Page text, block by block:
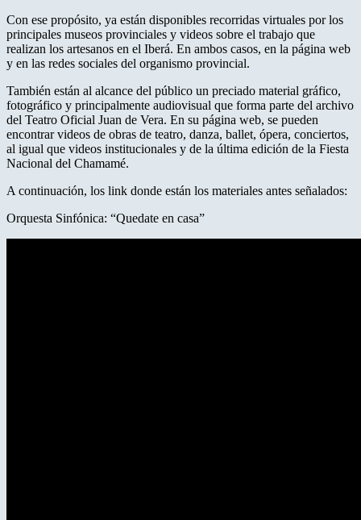
Con ese propósito, ya están disponibles recorridas virtuales por los
principales museos provinciales y videos sobre el trabajo que
realizan los artesanos en el Iberá. En ambos casos, en la página web
y en las redes sociales del organismo provincial.
También están al alcance del público un preciado material gráfico,
fotográfico y principalmente audiovisual que forma parte del archivo
del Teatro Oficial Juan de Vera. En su página web, se pueden
encontrar videos de obras de teatro, danza, ballet, ópera, conciertos,
al igual que videos institucionales y de la última edición de la Fiesta
Nacional del Chamamé.
A continuación, los link donde están los materiales antes señalados:
Orquesta Sinfónica: “Quedate en casa”